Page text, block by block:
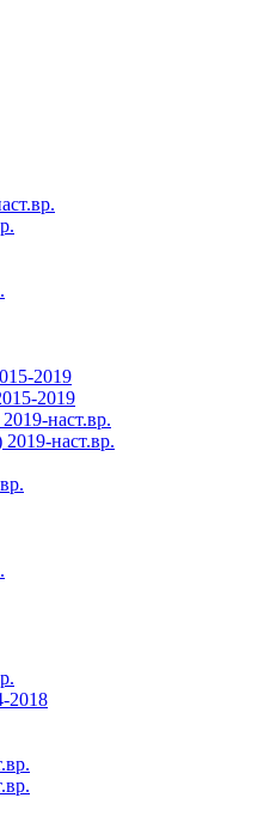
2019
2019
наст.вр.
2019-наст.вр.
2018